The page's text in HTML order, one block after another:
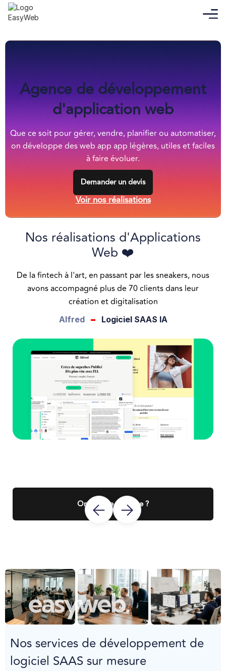
Agence de développement
d'application web
Que ce soit pour gérer, vendre, planifier ou automatiser,
on développe des web app app légères, utiles et faciles
à faire évoluer.
Demander un devis
Voir nos réalisations
Nos réalisations d'Applications
Web ❤️
De la fintech à l'art, en passant par les sneakers, nous
avons accompagné plus de 70 clients dans leur
création et digitalisation
Alfred - Logiciel SAAS IA
On discute du votre ?
Nos services de développement de
logiciel SAAS sur mesure